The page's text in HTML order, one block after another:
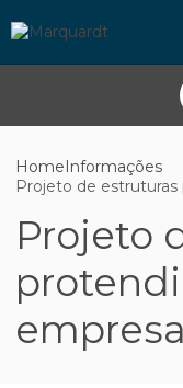
HomeInformações
Projeto de
Projeto